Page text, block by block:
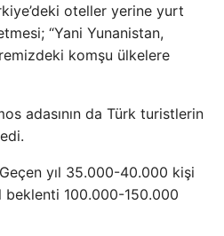
oteller yerine yurt
“Yani Yunanistan,
komşu ülkelere
adasının da Türk turistlerin
yıl 35.000-40.000 kişi
beklenti 100.000-150.000